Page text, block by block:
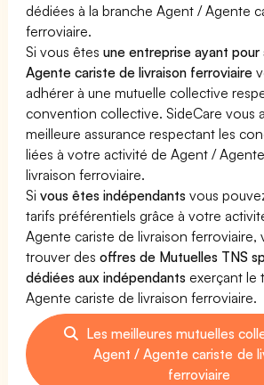
dédiées à la branche Agent / Agente
ferroviaire.
Si vous êtesune entreprise ayant
Agente cariste de livraison ferroviaire
adhérer à une mutuelle collective
convention collective. SideCare vous
meilleure assurance respectant les
liées à votre activité de Agent /
livraison ferroviaire.
Sivous êtes indépendants vous
tarifs préférentiels grâce à votre
Agente cariste de livraison ferroviaire,
trouver desoffres de Mutuelles TNS
dédiées aux indépendants exerçant le
Agente cariste de livraison ferroviaire.
Les meilleures mutuelles
Agent / Agente cariste de
ferroviaire